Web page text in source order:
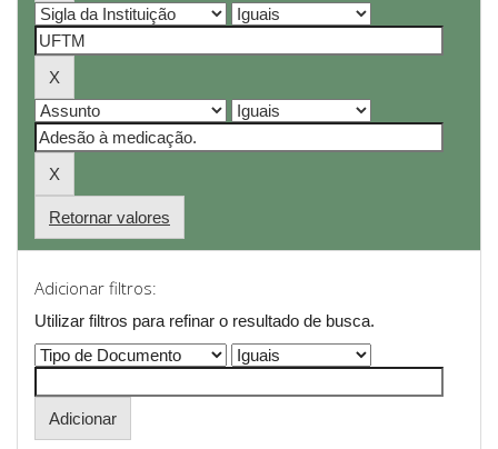
Retornar valores
Adicionar filtros:
Utilizar filtros para refinar o resultado de busca.